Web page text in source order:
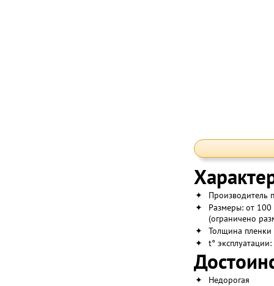
✦
Производитель
✦
Размеры: от
(ограничено
✦
Толщина
✦
t°
✦
Недорогая